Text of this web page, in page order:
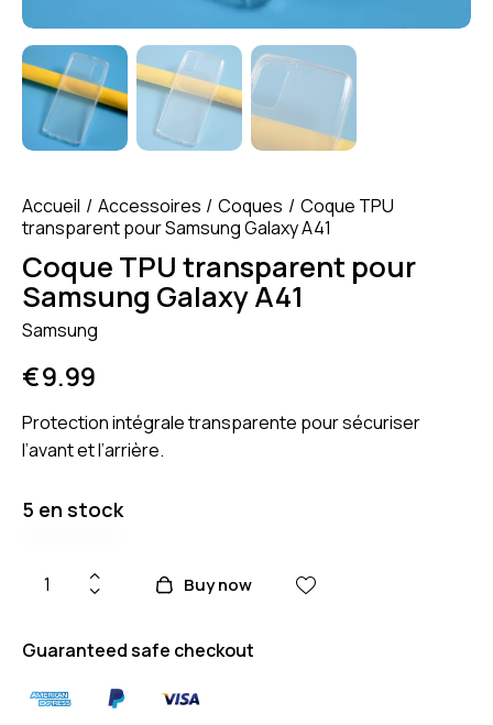
Accueil Accessoires Coques
Coque TPU
transparent pour Samsung Galaxy A41
Coque TPU transparent pour
Samsung Galaxy A41
Samsung
€9.99
Protection intégrale transparente pour sécuriser
l’avant et l’arrière.
5 en stock
Buy now
Guaranteed safe checkout